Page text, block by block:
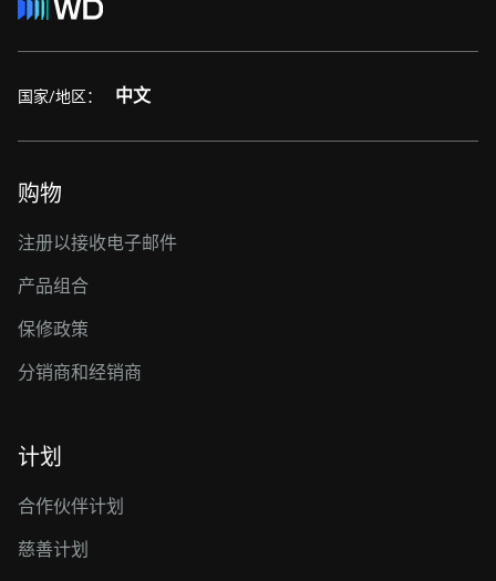
国家/地区： 中文
购物
注册以接收电子邮件
产品组合
保修政策
分销商和经销商
计划
合作伙伴计划
慈善计划